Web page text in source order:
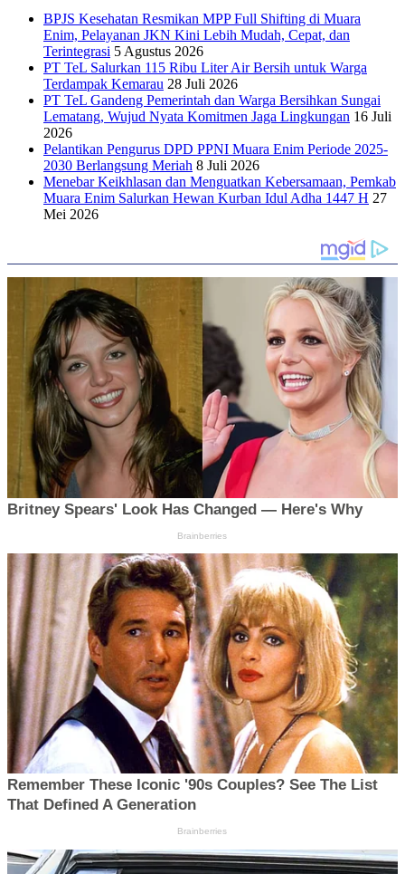
BPJS Kesehatan Resmikan MPP Full Shifting di Muara
Enim, Pelayanan JKN Kini Lebih Mudah, Cepat, dan
Terintegrasi 5 Agustus 2026
PT TeL Salurkan 115 Ribu Liter Air Bersih untuk Warga
Terdampak Kemarau 28 Juli 2026
PT TeL Gandeng Pemerintah dan Warga Bersihkan Sungai
Lematang, Wujud Nyata Komitmen Jaga Lingkungan 16 Juli
2026
Pelantikan Pengurus DPD PPNI Muara Enim Periode 2025-
2030 Berlangsung Meriah 8 Juli 2026
Menebar Keikhlasan dan Menguatkan Kebersamaan, Pemkab
Muara Enim Salurkan Hewan Kurban Idul Adha 1447 H 27
Mei 2026